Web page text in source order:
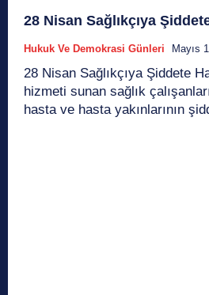
28 Nisan Sağlıkçıya
Hukuk Ve Demokrasi Günleri Mayıs
28 Nisan Sağlıkçıya Şiddete
hizmeti sunan sağlık
hasta ve hasta yakınlarının